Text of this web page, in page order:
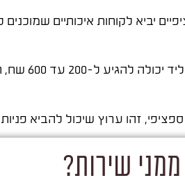
יביא לקוחות איכותיים
מביא תוצאות
זהו ערוץ שיכול להביא
שירות?